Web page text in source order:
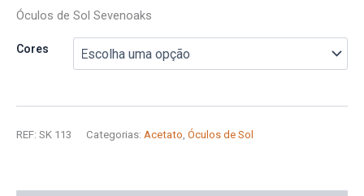
Óculos de Sol Sevenoaks
Cores
REF: SK 113 Categorias: Acetato, Óculos de Sol